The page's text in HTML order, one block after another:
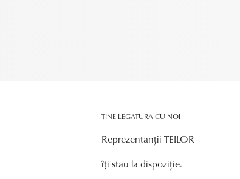
ȚINE LEGĂTURA CU NOI
Reprezentanții TEILOR
îți stau la dispoziție.